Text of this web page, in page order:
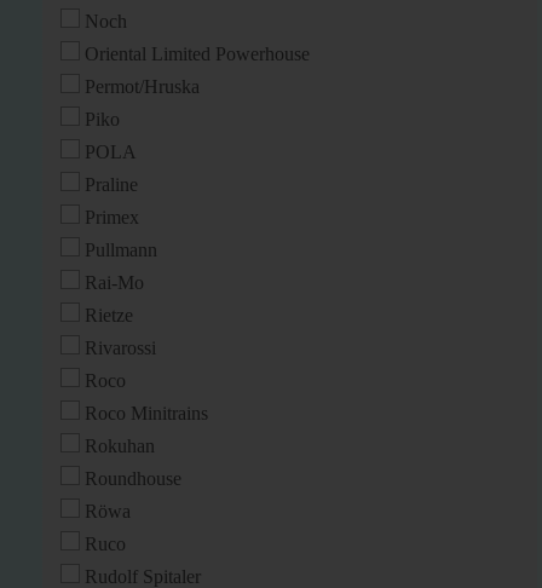
Noch
Oriental Limited Powerhouse
Permot/Hruska
Piko
POLA
Praline
Primex
Pullmann
Rai-Mo
Rietze
Rivarossi
Roco
Roco Minitrains
Rokuhan
Roundhouse
Röwa
Ruco
Rudolf Spitaler